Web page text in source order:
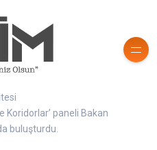
Koridorlar’ paneli Bakan
buluşturdu.